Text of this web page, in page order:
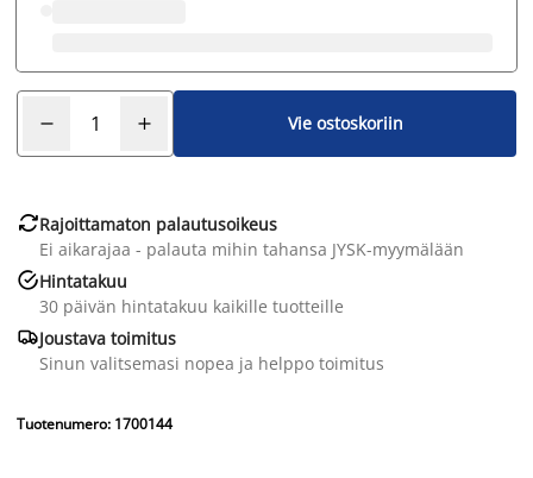
Vie ostoskoriin
Rajoittamaton palautusoikeus
Ei aikarajaa - palauta mihin tahansa JYSK-myymälään
Hintatakuu
30 päivän hintatakuu kaikille tuotteille
Joustava toimitus
Sinun valitsemasi nopea ja helppo toimitus
Tuotenumero: 1700144